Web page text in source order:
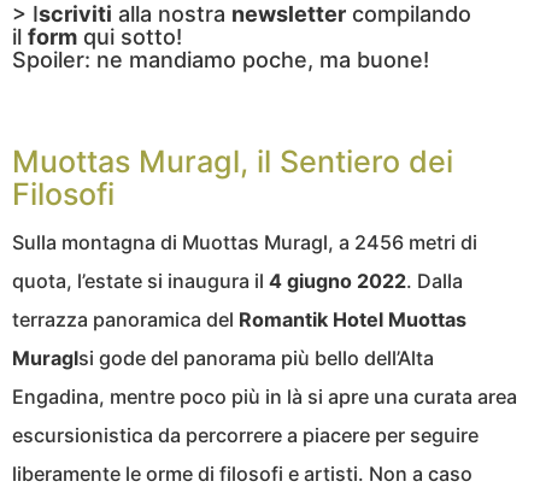
> Iscriviti alla nostra newsletter compilando
il form qui sotto!
Spoiler: ne mandiamo poche, ma buone!
Muottas Muragl, il Sentiero dei
Filosofi
Sulla montagna di Muottas Muragl, a 2456 metri di
quota, l’estate si inaugura il 4 giugno 2022. Dalla
terrazza panoramica del Romantik Hotel Muottas
Muraglsi gode del panorama più bello dell’Alta
Engadina, mentre poco più in là si apre una curata area
escursionistica da percorrere a piacere per seguire
liberamente le orme di filosofi e artisti. Non a caso